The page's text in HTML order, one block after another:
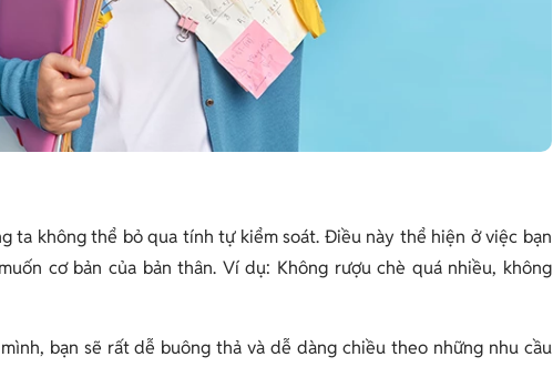
ta không thể bỏ qua tính tự kiểm soát. Điều này thể hiện ở việc bạn
cơ bản của bản thân. Ví dụ: Không rượu chè quá nhiều, không
bạn sẽ rất dễ buông thả và dễ dàng chiều theo những nhu cầu